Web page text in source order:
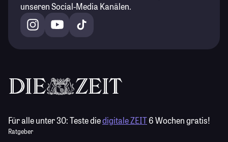
unseren Social-Media Kanälen.
Für alle unter 30:Teste diedigitale ZEIT6 Wochen gratis!
Ratgeber